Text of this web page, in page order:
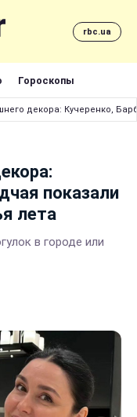
rbc.ua
Гороскопы
декора: Кучеренко,
показали
лета
в городе или